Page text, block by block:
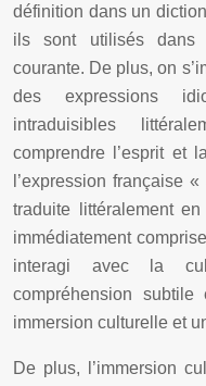
définition dans un
ils sont utilisés dans
courante. De plus, on
des expressions
intraduisibles
comprendre l’esprit et
l’expression française
traduite littéralement
immédiatement
interagi avec la
compréhension
immersion culturelle et
De plus, l’immersion